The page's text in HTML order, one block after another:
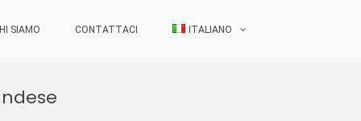
SIAMO CONTATTACI ITALIANO